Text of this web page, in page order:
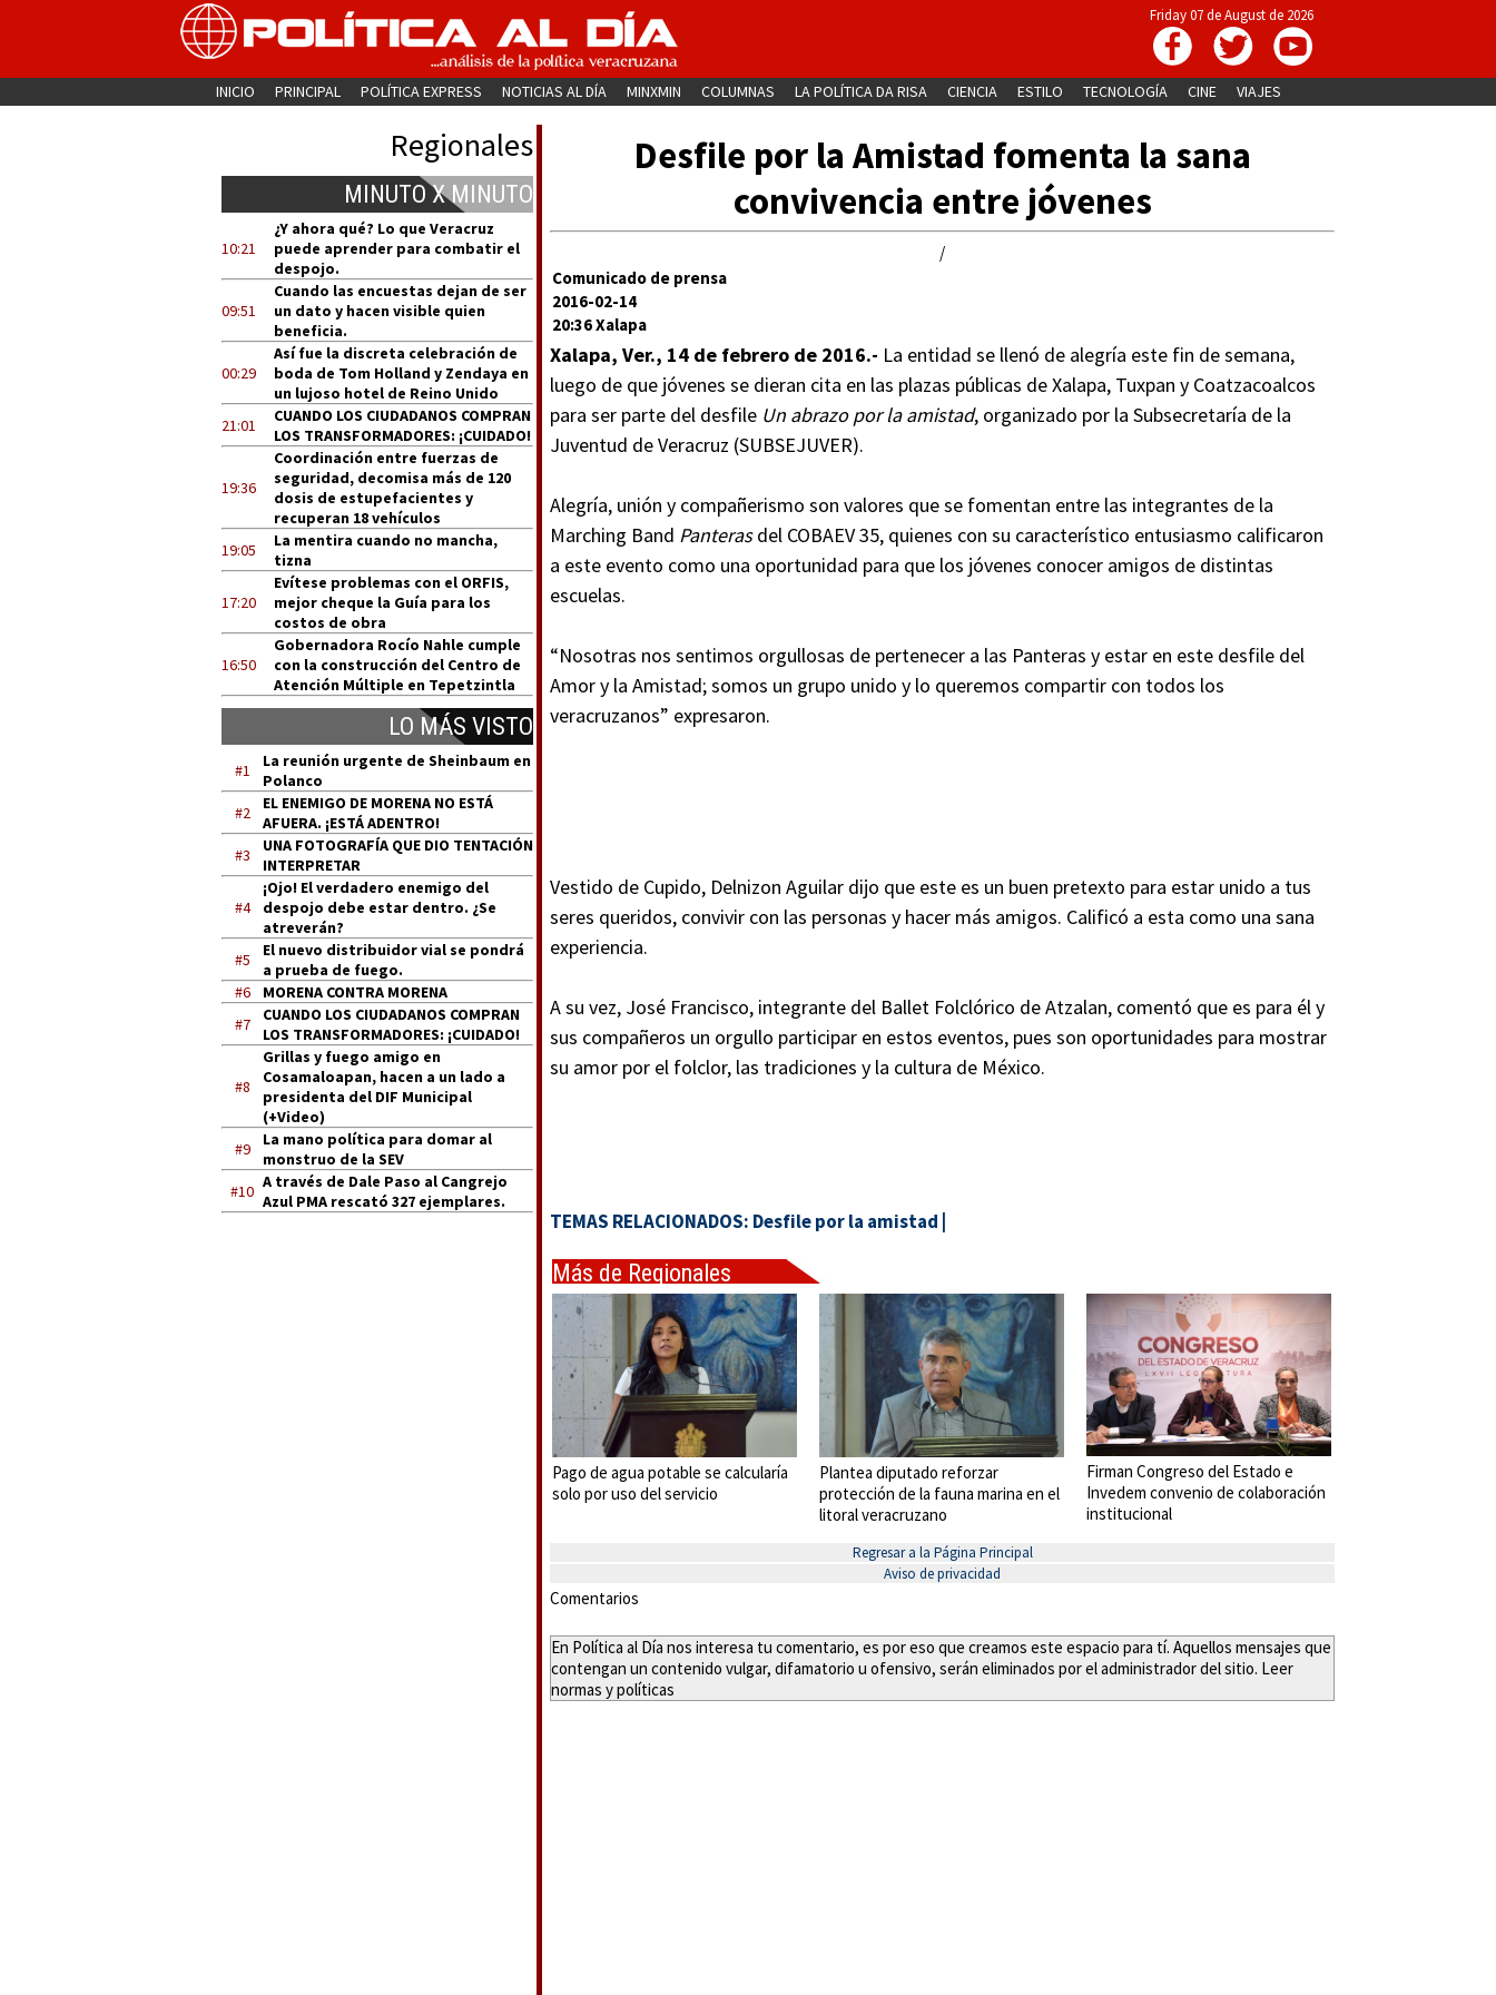
Friday 07 de August de 2026
INICIO PRINCIPAL POLÍTICA EXPRESS NOTICIAS AL DÍA MINXMIN COLUMNAS LA POLÍTICA DA RISA CIENCIA ESTILO TECNOLOGÍA CINE VIAJES
Regionales
MINUTO X MINUTO
10:21
¿Y ahora qué? Lo que Veracruz
puede aprender para combatir el
despojo.
09:51
Cuando las encuestas dejan de ser
un dato y hacen visible quien
beneficia.
00:29
Así fue la discreta celebración de
boda de Tom Holland y Zendaya en
un lujoso hotel de Reino Unido
21:01
CUANDO LOS CIUDADANOS COMPRAN
LOS TRANSFORMADORES: ¡CUIDADO!
19:36
Coordinación entre fuerzas de
seguridad, decomisa más de 120
dosis de estupefacientes y
recuperan 18 vehículos
19:05
La mentira cuando no mancha,
tizna
17:20
Evítese problemas con el ORFIS,
mejor cheque la Guía para los
costos de obra
16:50
Gobernadora Rocío Nahle cumple
con la construcción del Centro de
Atención Múltiple en Tepetzintla
LO MÁS VISTO
#1
La reunión urgente de Sheinbaum en
Polanco
#2
EL ENEMIGO DE MORENA NO ESTÁ
AFUERA. ¡ESTÁ ADENTRO!
#3
UNA FOTOGRAFÍA QUE DIO TENTACIÓN
INTERPRETAR
#4
¡Ojo! El verdadero enemigo del
despojo debe estar dentro. ¿Se
atreverán?
#5
El nuevo distribuidor vial se pondrá
a prueba de fuego.
#6
MORENA CONTRA MORENA
#7
CUANDO LOS CIUDADANOS COMPRAN
LOS TRANSFORMADORES: ¡CUIDADO!
#8
Grillas y fuego amigo en
Cosamaloapan, hacen a un lado a
presidenta del DIF Municipal
(+Video)
#9
La mano política para domar al
monstruo de la SEV
#10 A través de Dale Paso al Cangrejo
Azul PMA rescató 327 ejemplares.
Desfile por la Amistad fomenta la sana
convivencia entre jóvenes
/
Comunicado de prensa
2016-02-14
20:36 Xalapa
Xalapa, Ver., 14 de febrero de 2016.- La entidad se llenó de alegría este fin de semana,
luego de que jóvenes se dieran cita en las plazas públicas de Xalapa, Tuxpan y Coatzacoalcos
para ser parte del desfile Un abrazo por la amistad, organizado por la Subsecretaría de la
Juventud de Veracruz (SUBSEJUVER).
Alegría, unión y compañerismo son valores que se fomentan entre las integrantes de la
Marching Band Panterasdel COBAEV 35, quienes con su característico entusiasmo calificaron
a este evento como una oportunidad para que los jóvenes conocer amigos de distintas
escuelas.
“Nosotras nos sentimos orgullosas de pertenecer a las Panteras y estar en este desfile del
Amor y la Amistad; somos un grupo unido y lo queremos compartir con todos los
veracruzanos” expresaron.
Vestido de Cupido, Delnizon Aguilar dijo que este es un buen pretexto para estar unido a tus
seres queridos, convivir con las personas y hacer más amigos. Calificó a esta como una sana
experiencia.
A su vez, José Francisco, integrante del Ballet Folclórico de Atzalan, comentó que es para él y
sus compañeros un orgullo participar en estos eventos, pues son oportunidades para mostrar
su amor por el folclor, las tradiciones y la cultura de México.
TEMAS RELACIONADOS: Desfile por la amistad
Más de Regionales
Pago de agua potable se calcularía
solo por uso del servicio
Plantea diputado reforzar
protección de la fauna marina en el
litoral veracruzano
Firman Congreso del Estado e
Invedem convenio de colaboración
institucional
Regresar a la Página Principal
Aviso de privacidad
Comentarios
En Política al Día nos interesa tu comentario, es por eso que creamos este espacio para tí. Aquellos mensajes que
contengan un contenido vulgar, difamatorio u ofensivo, serán eliminados por el administrador del sitio. Leer
normas y políticas